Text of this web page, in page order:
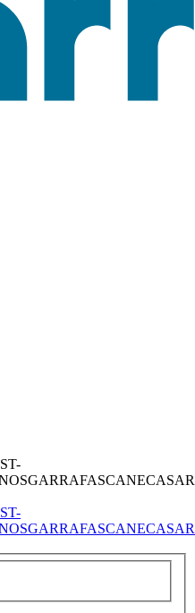
T-
GARRAFASCANECASAR
T-
GARRAFASCANECASAR